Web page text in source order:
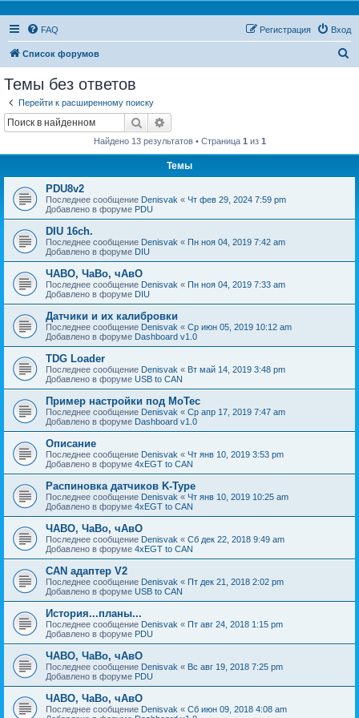
FAQ Вход
Регистрация
Список форумов
Темы без ответов
Перейти к расширенному поиску
Поиск
Найдено 13 результатов • Страница 1 из 1
Темы
PDU8v2
Последнее сообщение Denisvak « Чт фев 29, 2024 7:59 pm
Добавлено в форуме PDU
DIU 16ch.
Последнее сообщение Denisvak « Пн ноя 04, 2019 7:42 am
Добавлено в форуме DIU
ЧАВО, ЧаВо, чАвО
Последнее сообщение Denisvak « Пн ноя 04, 2019 7:33 am
Добавлено в форуме DIU
Датчики и их калибровки
Последнее сообщение Denisvak « Ср июн 05, 2019 10:12 am
Добавлено в форуме Dashboard v1.0
TDG Loader
Последнее сообщение Denisvak « Вт май 14, 2019 3:48 pm
Добавлено в форуме USB to CAN
Пример настройки под MoTec
Последнее сообщение Denisvak « Ср апр 17, 2019 7:47 am
Добавлено в форуме Dashboard v1.0
Описание
Последнее сообщение Denisvak « Чт янв 10, 2019 3:53 pm
Добавлено в форуме 4xEGT to CAN
Распиновка датчиков K-Type
Последнее сообщение Denisvak « Чт янв 10, 2019 10:25 am
Добавлено в форуме 4xEGT to CAN
ЧАВО, ЧаВо, чАвО
Последнее сообщение Denisvak « Сб дек 22, 2018 9:49 am
Добавлено в форуме 4xEGT to CAN
CAN адаптер V2
Последнее сообщение Denisvak « Пт дек 21, 2018 2:02 pm
Добавлено в форуме USB to CAN
История...планы...
Последнее сообщение Denisvak « Пт авг 24, 2018 1:15 pm
Добавлено в форуме PDU
ЧАВО, ЧаВо, чАвО
Последнее сообщение Denisvak « Вс авг 19, 2018 7:25 pm
Добавлено в форуме PDU
ЧАВО, ЧаВо, чАвО
Последнее сообщение Denisvak « Сб июн 09, 2018 4:08 am